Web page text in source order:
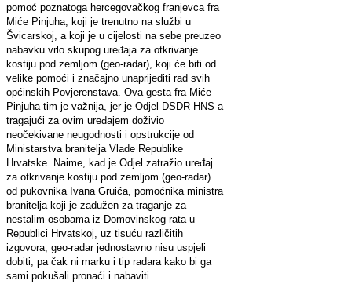
pomoć poznatoga hercegovačkog franjevca fra
Miće Pinjuha, koji je trenutno na službi u
Švicarskoj, a koji je u cijelosti na sebe preuzeo
nabavku vrlo skupog uređaja za otkrivanje
kostiju pod zemljom (geo-radar), koji će biti od
velike pomoći i značajno unaprijediti rad svih
općinskih Povjerenstava. Ova gesta fra Miće
Pinjuha tim je važnija, jer je Odjel DSDR HNS-a
tragajući za ovim uređajem doživio
neočekivane neugodnosti i opstrukcije od
Ministarstva branitelja Vlade Republike
Hrvatske. Naime, kad je Odjel zatražio uređaj
za otkrivanje kostiju pod zemljom (geo-radar)
od pukovnika Ivana Gruića, pomoćnika ministra
branitelja koji je zadužen za traganje za
nestalim osobama iz Domovinskog rata u
Republici Hrvatskoj, uz tisuću različitih
izgovora, geo-radar jednostavno nisu uspjeli
dobiti, pa čak ni marku i tip radara kako bi ga
sami pokušali pronaći i nabaviti.